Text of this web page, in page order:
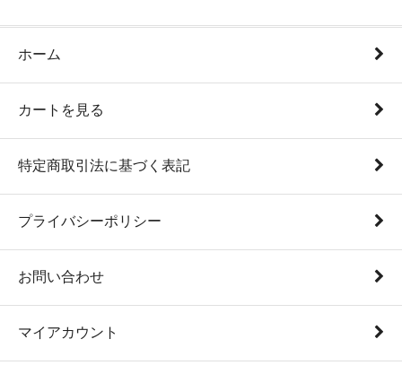
ホーム
カートを見る
特定商取引法に基づく表記
プライバシーポリシー
お問い合わせ
マイアカウント